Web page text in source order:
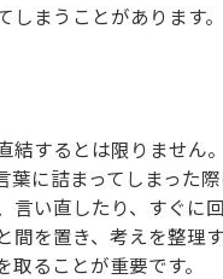
しまうことがあります
結するとは限りません
に詰まってしまった
言い直したり、すぐに
を置き、考えを整理
ることが重要です。